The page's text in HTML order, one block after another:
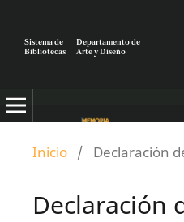
Sistema de
Bibliotecas
Departamento de
Arte y Diseño
Inicio / Declaración
Declaración